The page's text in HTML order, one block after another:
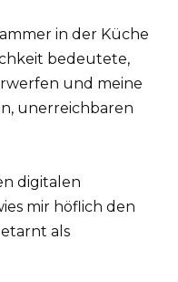
in der Küche
bedeutete,
und meine
unerreichbaren
digitalen
mir höflich den
als